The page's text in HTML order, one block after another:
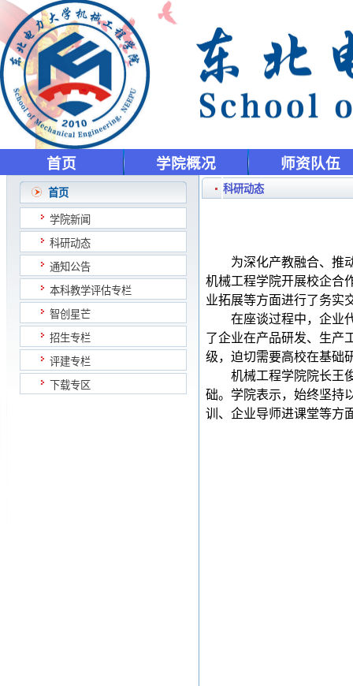
首页 学院概况 师资队伍
首页
学院新闻
科研动态
通知公告
本科教学评估专栏
智创星芒
招生专栏
评建专栏
下载专区
科研动态
为深化产教融合、推
机械工程学院开展校企合
业拓展等方面进行了务实
在座谈过程中，企业
了企业在产品研发、生产
级，迫切需要高校在基础
机械工程学院院长王
础。学院表示，始终坚持
训、企业导师进课堂等方